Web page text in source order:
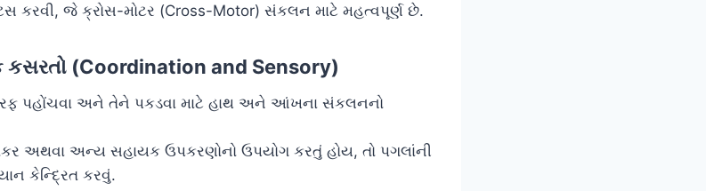
કરવી, જે ક્રોસ-મોટર (Cross-Motor) સંકલન માટે મહત્વપૂર્ણ છે.
(Coordination and Sensory)
પહોંચવા અને તેને પકડવા માટે હાથ અને આંખના સંકલનનો
અથવા અન્ય સહાયક ઉપકરણોનો ઉપયોગ કરતું હોય, તો પગલાંની
કેન્દ્રિત કરવું.